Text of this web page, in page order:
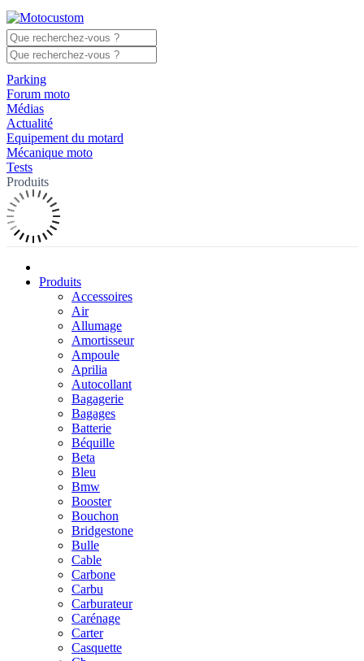
Parking
Forum moto
Médias
Actualité
Equipement du motard
Mécanique moto
Tests
Produits
Produits
Accessoires
Air
Allumage
Amortisseur
Ampoule
Aprilia
Autocollant
Bagagerie
Bagages
Batterie
Béquille
Beta
Bleu
Bmw
Booster
Bouchon
Bridgestone
Bulle
Cable
Carbone
Carbu
Carburateur
Carénage
Carter
Casquette